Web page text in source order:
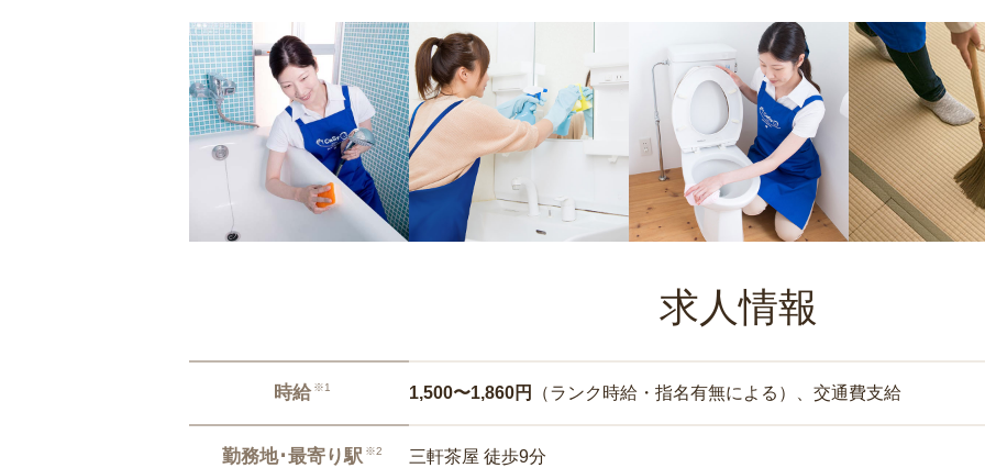
求人情報
時給 ※1 1,500〜1,860円 （ランク時給・指名有無による）、交通費支給
勤務地･最寄り駅 ※2 三軒茶屋 徒歩9分